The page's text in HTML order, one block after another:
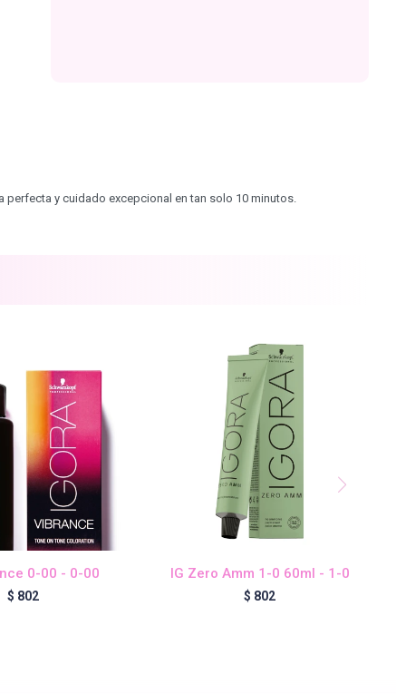
perfecta y cuidado excepcional en tan solo 10 minutos.
0-00 - 0-00
$ 802
IG Zero Amm 1-0 60ml - 1-0
$ 802